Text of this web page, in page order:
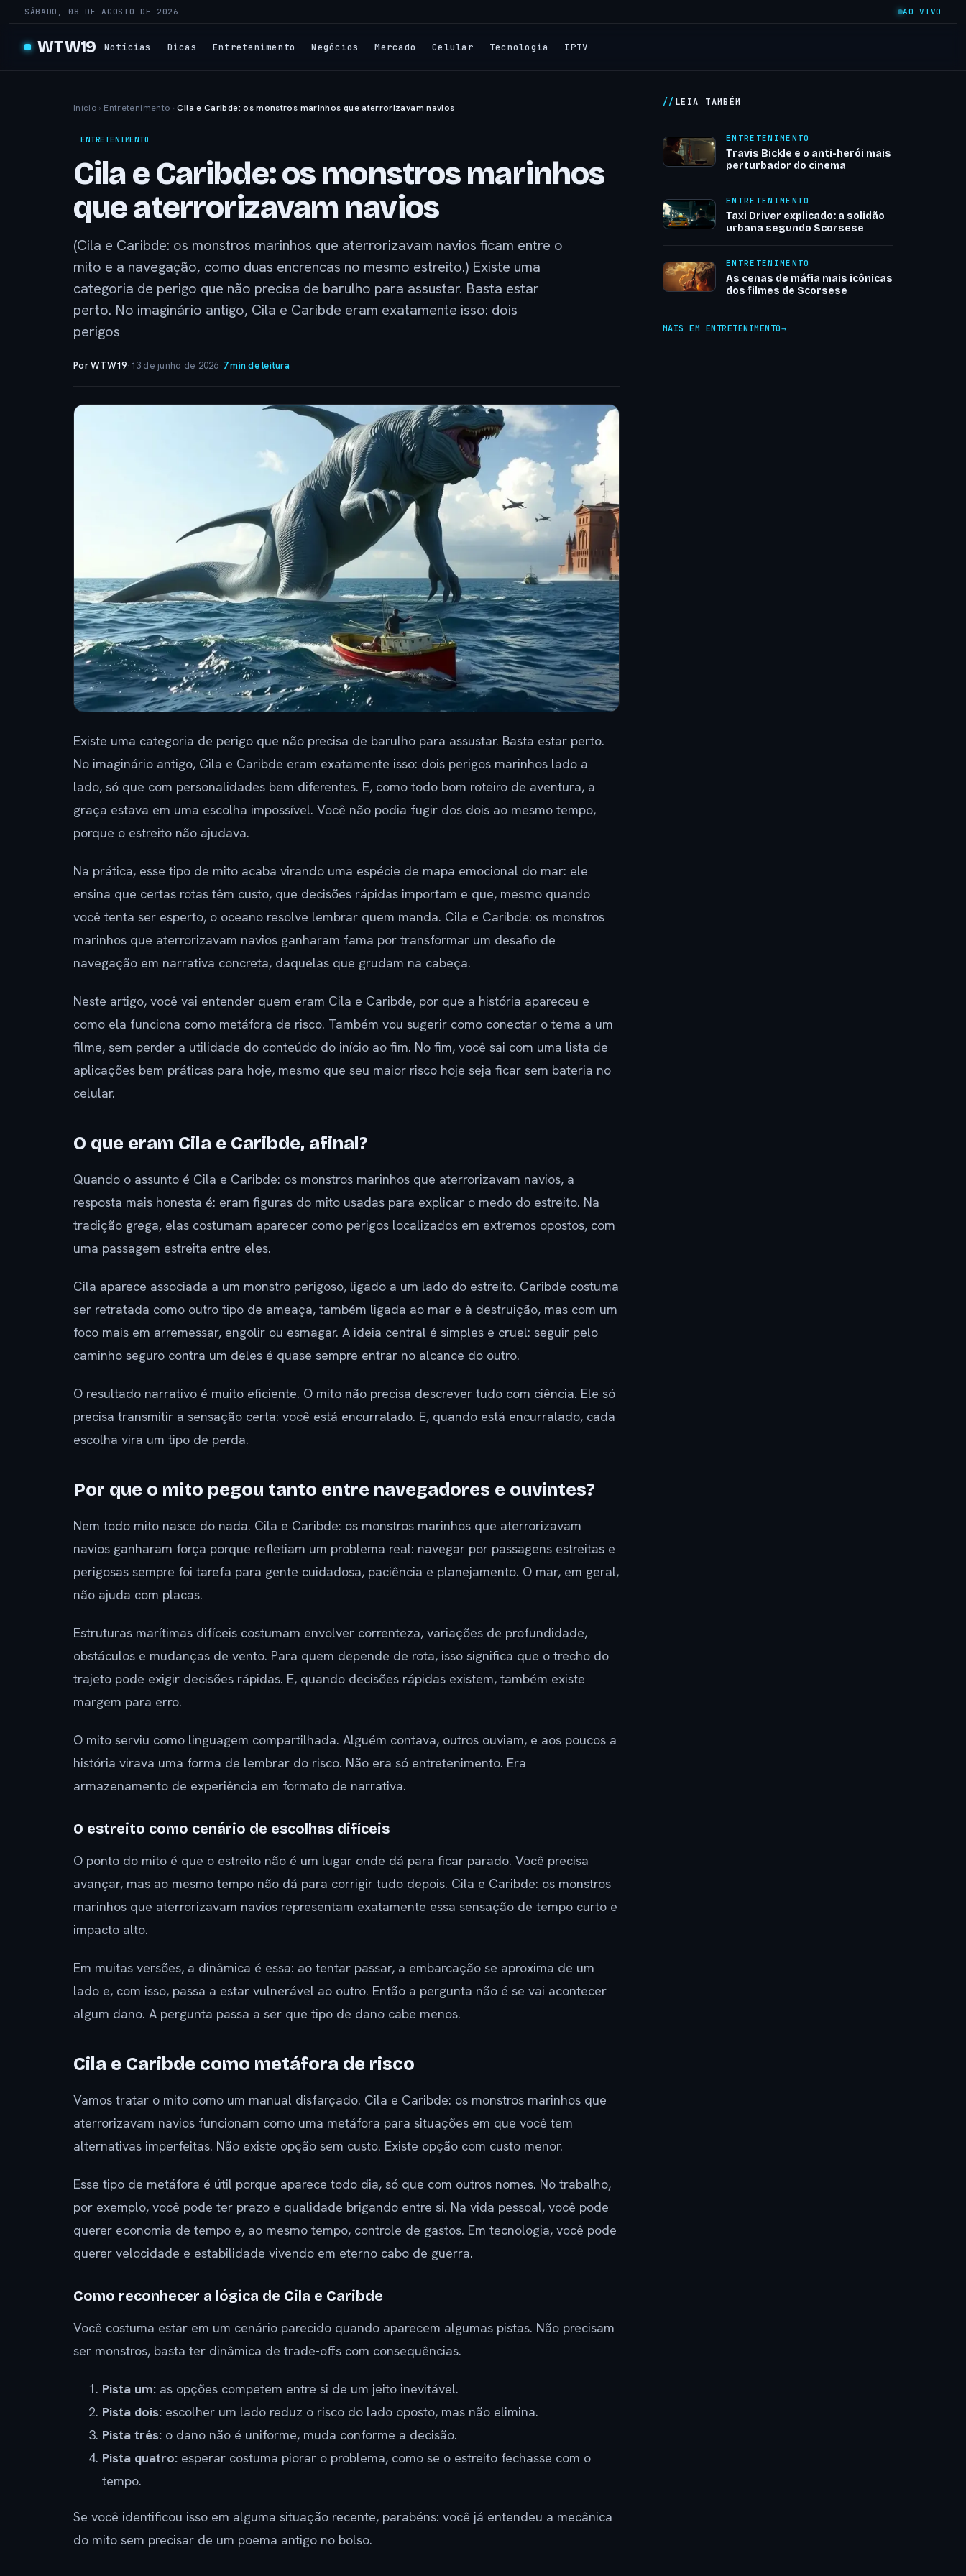
SÁBADO, 08 DE AGOSTO DE 2026 AO VIVO
WTW19 Notícias Dicas Entretenimento Negócios Mercado Celular Tecnologia IPTV
Início › Entretenimento › Cila e Caribde: os monstros marinhos que aterrorizavam navios
ENTRETENIMENTO
Cila e Caribde: os monstros marinhos
que aterrorizavam navios
(Cila e Caribde: os monstros marinhos que aterrorizavam navios ficam entre o
mito e a navegação, como duas encrencas no mesmo estreito.) Existe uma
categoria de perigo que não precisa de barulho para assustar. Basta estar
perto. No imaginário antigo, Cila e Caribde eram exatamente isso: dois
perigos
Por WTW19· 13 de junho de 2026·7 min de leitura
Existe uma categoria de perigo que não precisa de barulho para assustar. Basta estar perto.
No imaginário antigo, Cila e Caribde eram exatamente isso: dois perigos marinhos lado a
lado, só que com personalidades bem diferentes. E, como todo bom roteiro de aventura, a
graça estava em uma escolha impossível. Você não podia fugir dos dois ao mesmo tempo,
porque o estreito não ajudava.
Na prática, esse tipo de mito acaba virando uma espécie de mapa emocional do mar: ele
ensina que certas rotas têm custo, que decisões rápidas importam e que, mesmo quando
você tenta ser esperto, o oceano resolve lembrar quem manda. Cila e Caribde: os monstros
marinhos que aterrorizavam navios ganharam fama por transformar um desafio de
navegação em narrativa concreta, daquelas que grudam na cabeça.
Neste artigo, você vai entender quem eram Cila e Caribde, por que a história apareceu e
como ela funciona como metáfora de risco. Também vou sugerir como conectar o tema a um
filme, sem perder a utilidade do conteúdo do início ao fim. No fim, você sai com uma lista de
aplicações bem práticas para hoje, mesmo que seu maior risco hoje seja ficar sem bateria no
celular.
O que eram Cila e Caribde, afinal?
Quando o assunto é Cila e Caribde: os monstros marinhos que aterrorizavam navios, a
resposta mais honesta é: eram figuras do mito usadas para explicar o medo do estreito. Na
tradição grega, elas costumam aparecer como perigos localizados em extremos opostos, com
uma passagem estreita entre eles.
Cila aparece associada a um monstro perigoso, ligado a um lado do estreito. Caribde costuma
ser retratada como outro tipo de ameaça, também ligada ao mar e à destruição, mas com um
foco mais em arremessar, engolir ou esmagar. A ideia central é simples e cruel: seguir pelo
caminho seguro contra um deles é quase sempre entrar no alcance do outro.
O resultado narrativo é muito eficiente. O mito não precisa descrever tudo com ciência. Ele só
precisa transmitir a sensação certa: você está encurralado. E, quando está encurralado, cada
escolha vira um tipo de perda.
Por que o mito pegou tanto entre navegadores e ouvintes?
Nem todo mito nasce do nada. Cila e Caribde: os monstros marinhos que aterrorizavam
navios ganharam força porque refletiam um problema real: navegar por passagens estreitas e
perigosas sempre foi tarefa para gente cuidadosa, paciência e planejamento. O mar, em geral,
não ajuda com placas.
Estruturas marítimas difíceis costumam envolver correnteza, variações de profundidade,
obstáculos e mudanças de vento. Para quem depende de rota, isso significa que o trecho do
trajeto pode exigir decisões rápidas. E, quando decisões rápidas existem, também existe
margem para erro.
O mito serviu como linguagem compartilhada. Alguém contava, outros ouviam, e aos poucos a
história virava uma forma de lembrar do risco. Não era só entretenimento. Era
armazenamento de experiência em formato de narrativa.
O estreito como cenário de escolhas difíceis
O ponto do mito é que o estreito não é um lugar onde dá para ficar parado. Você precisa
avançar, mas ao mesmo tempo não dá para corrigir tudo depois. Cila e Caribde: os monstros
marinhos que aterrorizavam navios representam exatamente essa sensação de tempo curto e
impacto alto.
Em muitas versões, a dinâmica é essa: ao tentar passar, a embarcação se aproxima de um
lado e, com isso, passa a estar vulnerável ao outro. Então a pergunta não é se vai acontecer
algum dano. A pergunta passa a ser que tipo de dano cabe menos.
Cila e Caribde como metáfora de risco
Vamos tratar o mito como um manual disfarçado. Cila e Caribde: os monstros marinhos que
aterrorizavam navios funcionam como uma metáfora para situações em que você tem
alternativas imperfeitas. Não existe opção sem custo. Existe opção com custo menor.
Esse tipo de metáfora é útil porque aparece todo dia, só que com outros nomes. No trabalho,
por exemplo, você pode ter prazo e qualidade brigando entre si. Na vida pessoal, você pode
querer economia de tempo e, ao mesmo tempo, controle de gastos. Em tecnologia, você pode
querer velocidade e estabilidade vivendo em eterno cabo de guerra.
Como reconhecer a lógica de Cila e Caribde
Você costuma estar em um cenário parecido quando aparecem algumas pistas. Não precisam
ser monstros, basta ter dinâmica de trade-offs com consequências.
Pista um: as opções competem entre si de um jeito inevitável.
Pista dois: escolher um lado reduz o risco do lado oposto, mas não elimina.
Pista três: o dano não é uniforme, muda conforme a decisão.
Pista quatro: esperar costuma piorar o problema, como se o estreito fechasse com o
tempo.
Se você identificou isso em alguma situação recente, parabéns: você já entendeu a mecânica
do mito sem precisar de um poema antigo no bolso.
LEIA TAMBÉM
ENTRETENIMENTO
Travis Bickle e o anti-herói mais
perturbador do cinema
ENTRETENIMENTO
Taxi Driver explicado: a solidão
urbana segundo Scorsese
ENTRETENIMENTO
As cenas de máfia mais icônicas
dos filmes de Scorsese
MAIS EM ENTRETENIMENTO